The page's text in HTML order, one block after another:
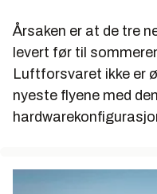
Årsaken er at de tre
levert før til
Luftforsvaret ikke er
nyeste flyene med